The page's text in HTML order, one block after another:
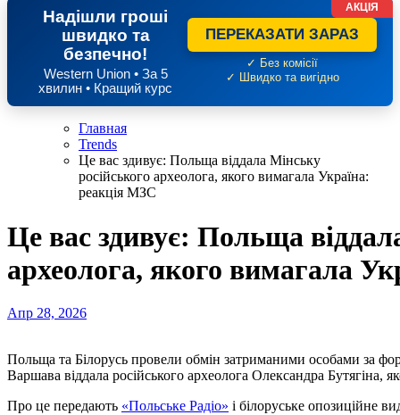
Надішли гроші
швидко та
безпечно!
Western Union • За 5
хвилин • Кращий курс
ПЕРЕКАЗАТИ ЗАРАЗ
✓ Без комісії
✓ Швидко та вигідно
АКЦІЯ
Главная
Trends
Це вас здивує: Польща віддала Мінську
російського археолога, якого вимагала Україна:
реакція МЗС
Це вас здивує: Польща
археолога, якого вимагала
Апр 28, 2026
Польща та Білорусь провели обмін затриманими особами за формулою «п’ять на п’ять». Зокрема, в рамках обміну
Варшава віддала російського археолога Олександра Бутягіна,
Про це передають «Польське Радіо» і білоруське опозиційне